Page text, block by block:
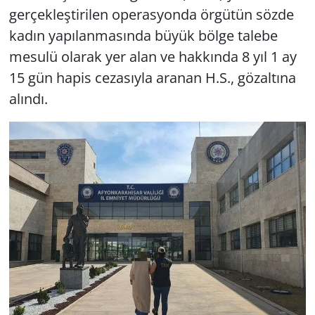
gerçekleştirilen operasyonda örgütün sözde
kadın yapılanmasında büyük bölge talebe
mesulü olarak yer alan ve hakkında 8 yıl 1 ay
15 gün hapis cezasıyla aranan H.S., gözaltına
alındı.